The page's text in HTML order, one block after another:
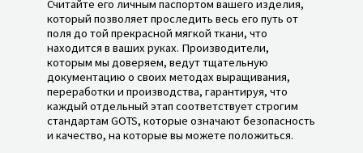
Считайте его личным паспортом вашего изделия,
который позволяет проследить весь его путь от
поля до той прекрасной мягкой ткани, что
находится в ваших руках. Производители,
которым мы доверяем, ведут тщательную
документацию о своих методах выращивания,
переработки и производства, гарантируя, что
каждый отдельный этап соответствует строгим
стандартам GOTS, которые означают безопасность
и качество, на которые вы можете положиться.